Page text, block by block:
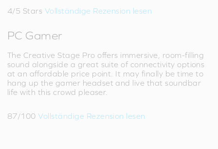
4/5 Stars Vollständige Rezension lesen
PC Gamer
The Creative Stage Pro offers immersive, room-filling
sound alongside a great suite of connectivity options
at an affordable price point. It may finally be time to
hang up the gamer headset and live that soundbar
life with this crowd pleaser.
87/100 Vollständige Rezension lesen